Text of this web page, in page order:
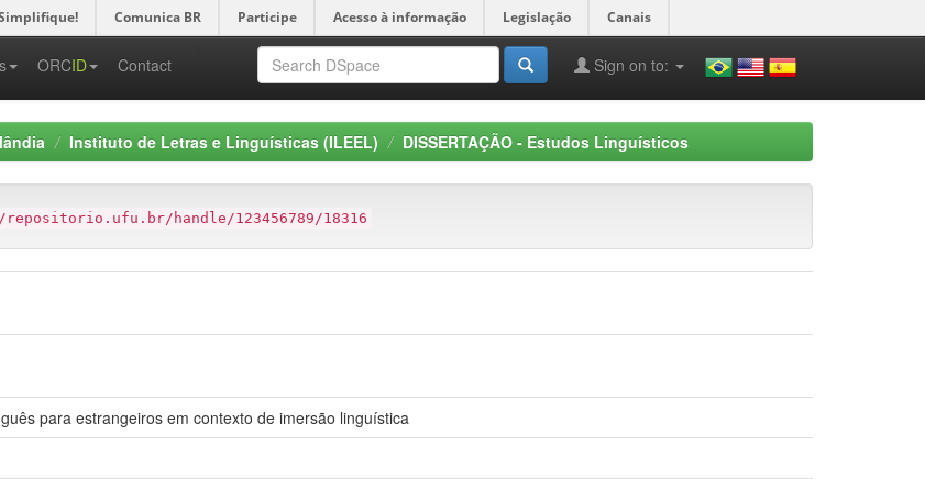
Comunica BR Participe Acesso à informação Legislação Canais
ORCID Contact Sign on to:
Instituto de Letras e Linguísticas (ILEEL) DISSERTAÇÃO - Estudos Linguísticos
handle/123456789/18316
para estrangeiros em contexto de imersão linguística